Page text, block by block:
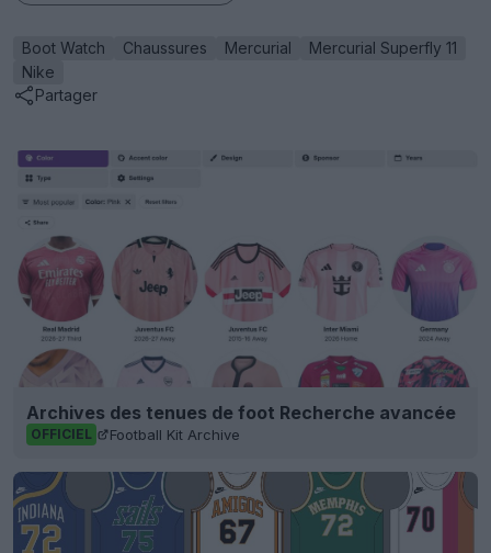
Boot Watch Chaussures Mercurial
Mercurial Superfly 11
Nike
Partager
Archives des tenues de foot Recherche avancée
OFFICIEL Football Kit Archive